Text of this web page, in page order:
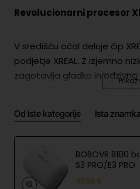
Revolucionarni procesor
V središču očal deluje čip
podjetje XREAL. Z izjemno
zagotavlja gladko in
kompatibilnimi napravami.
vrhunsko vizualno izkušnjo,
optimizirana obdelava
zmogljivost na najvišjo raven.
Izjemna gladkost slike
Od iste kategorije Ista znamka
BOBOVR B100
S3 PRO/E3 PRO
47.59 €